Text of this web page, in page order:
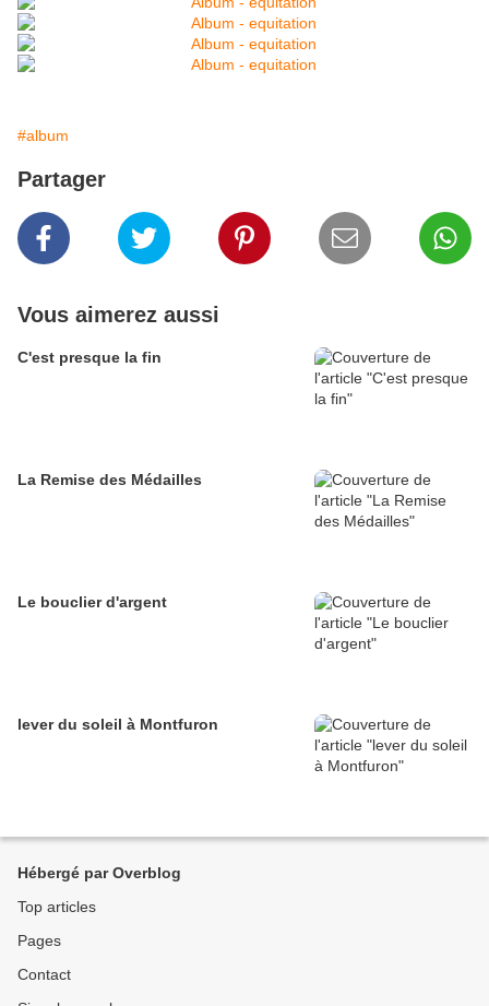
#album
Partager
Vous aimerez aussi
C'est presque la fin
La Remise des Médailles
Le bouclier d'argent
lever du soleil à Montfuron
Hébergé par Overblog
Top articles
Pages
Contact